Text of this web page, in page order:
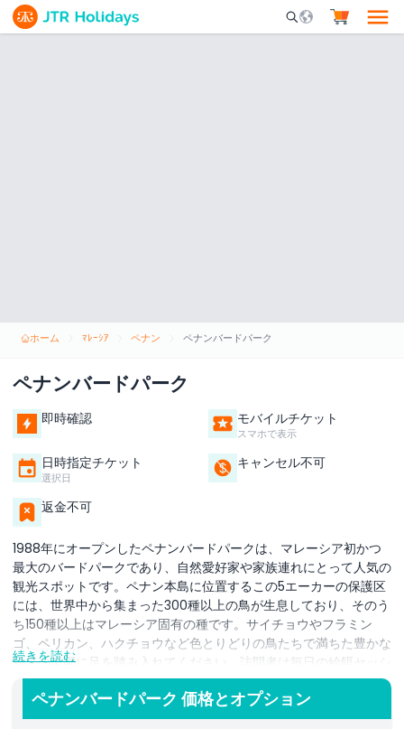
Mobile Search
ホーム ﾏﾚｰｼｱ ペナン ペナンバードパーク
ペナンバードパーク
即時確認 モバイルチケット
スマホで表示
日時指定チケット
選択日
キャンセル不可
返金不可
1988年にオープンしたペナンバードパークは、マレーシア初かつ
最大のバードパークであり、自然愛好家や家族連れにとって人気の
観光スポットです。ペナン本島に位置するこの5エーカーの保護区
には、世界中から集まった300種以上の鳥が生息しており、そのう
ち150種以上はマレーシア固有の種です。サイチョウやフラミン
ゴ、ペリカン、ハクチョウなど色とりどりの鳥たちで満ちた豊かな
熱帯の楽園に足を踏み入れてください。訪問者は毎日の給餌セッシ
ョンや迫力あるバードショーを楽しむことができ、これらの魅力的
な生き物たちの動く様子を間近で見ることができます。公園の各エ
リアは滝や池、ウォークイン式の鳥舎などで美しく造園されてお
続きを読む
ペナンバードパーク 価格とオプション